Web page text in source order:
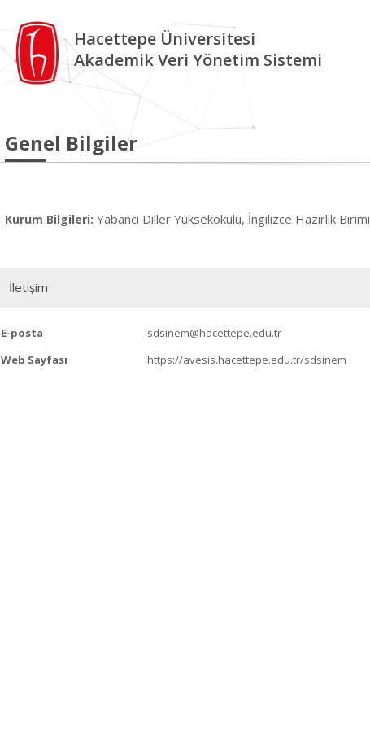
Hacettepe Üniversitesi
Akademik Veri Yönetim Sistemi
Genel Bilgiler
Kurum Bilgileri: Yabancı Diller Yüksekokulu, İngilizce Hazırlık Birimi
İletişim
E-posta
sdsinem@hacettepe.edu.tr
Web Sayfası
https://avesis.hacettepe.edu.tr/sdsinem